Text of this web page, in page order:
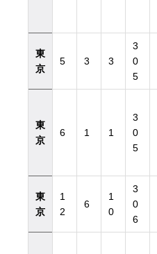
東
京
5 3 3
3
0
5
東
京
6 1 1
3
0
5
東
京
1
2
6
1
0
3
0
6